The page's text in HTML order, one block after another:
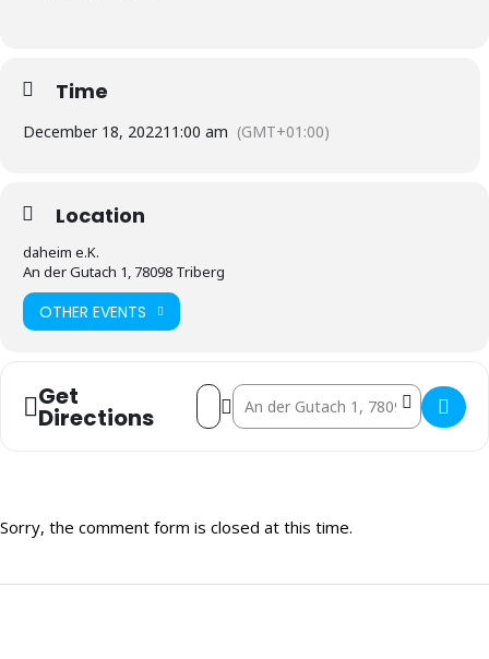
Time
December 18, 202211:00 am (GMT+01:00)
Location
daheim e.K.
An der Gutach 1, 78098 Triberg
OTHER EVENTS
Get
Directions
Address - Weihnachtsmarkt bei uns
Destination Address -
Sorry, the comment form is closed at this time.